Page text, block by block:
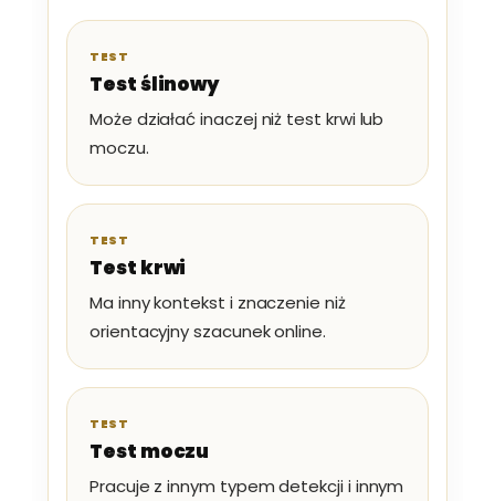
TEST
Test ślinowy
Może działać inaczej niż test krwi lub
moczu.
TEST
Test krwi
Ma inny kontekst i znaczenie niż
orientacyjny szacunek online.
TEST
Test moczu
Pracuje z innym typem detekcji i innym